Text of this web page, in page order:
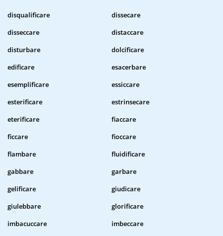
disqualificare
dissecare
disseccare
distaccare
disturbare
dolcificare
edificare
esacerbare
esemplificare
essiccare
esterificare
estrinsecare
eterificare
fiaccare
ficcare
fioccare
flambare
fluidificare
gabbare
garbare
gelificare
giudicare
giulebbare
glorificare
imbacuccare
imbeccare